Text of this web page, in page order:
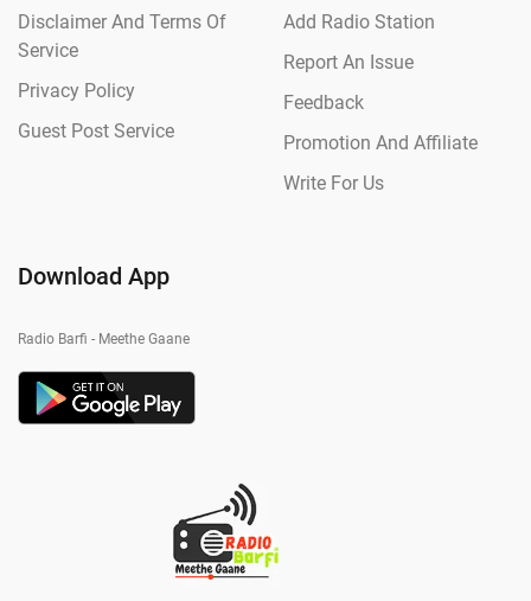
Disclaimer And Terms Of
Service
Privacy Policy
Guest Post Service
Add Radio Station
Report An Issue
Feedback
Promotion And Affiliate
Write For Us
Download App
Radio Barfi - Meethe Gaane